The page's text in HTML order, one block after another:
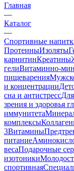
Главная
—
Каталог
—
Спортивные
ПротеиныИзоляты
карнитинКреатины
гелиВитаминно-
пищеварения
и концентрации
сна и антистресс
зрения и здоровья
иммунитета
комплексы
3Витамины
питание
весаПодарочные
изотоники
спортивная